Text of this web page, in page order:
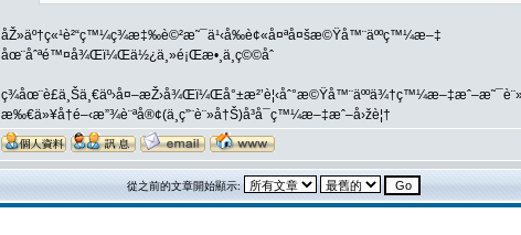
åŽ»äº†ç«¹è²“ç™¼ç¾æ‡‰è©²æ˜¯ä¹‹å‰è¢«å¤ªå¤šæ©Ÿå™¨äººç™¼æ–‡
åœ¨åˆªé™¤å¾Œï¼Œä½¿ä¸»é¡Œæ•¸ä¸ç©©åˆ
æ‰€ä»¥å†é–‹æ”¾è¨ªå®¢(ä¸ç”¨è¨»å†Š)å³å¯ç™¼æ–‡æˆ–å›žè¦†
從之前的文章開始顯示: